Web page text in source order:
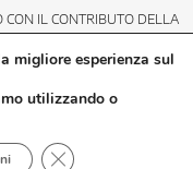
CON IL CONTRIBUTO DELLA
migliore esperienza sul
utilizzando o
Close GDPR